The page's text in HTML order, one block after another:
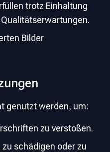
trotz Einhaltung
Bilder
genutzt werden, um:
zu verstoßen.
schädigen oder zu